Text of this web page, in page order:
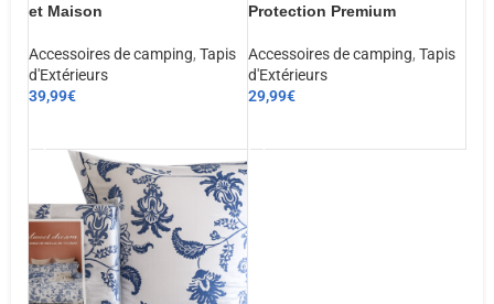
et Maison
Accessoires de camping, Tapis
d'Extérieurs
39,99€
Protection Premium
Accessoires de camping, Tapis
d'Extérieurs
29,99€